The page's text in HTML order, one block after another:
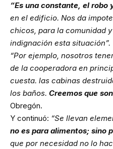
“Es una constante, el robo
en el edificio. Nos da
chicos, para la comunidad
indignación esta situación”.
“Por ejemplo, nosotros
de la cooperadora en
cuesta. las cabinas
los baños. Creemos que
Obregón.
Y continuó: “Se llevan
no es para alimentos; sino
que por necesidad no lo